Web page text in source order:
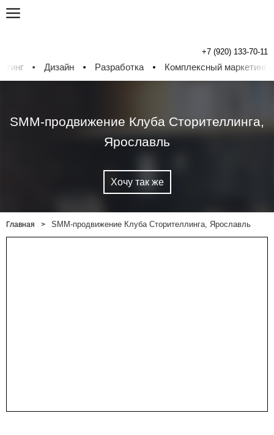
SMM-продвижение Клуба Сторителлинга,
Ярославль
Хочу так же
+7 (920) 133-70-11
Дизайн Разработка Комплексный маркетинг
Главная SMM-продвижение Клуба Сторителлинга, Ярославль